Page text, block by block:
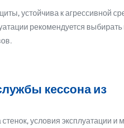
устойчива к агрессивной
рекомендуется выбирать
кессона из
условия эксплуатации и